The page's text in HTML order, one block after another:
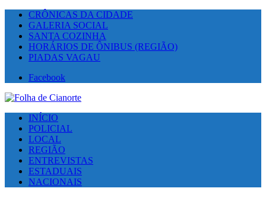
CRÔNICAS DA CIDADE
GALERIA SOCIAL
SANTA COZINHA
HORÁRIOS DE ÔNIBUS (REGIÃO)
PIADAS VAGAU
Facebook
INÍCIO
POLICIAL
LOCAL
REGIÃO
ENTREVISTAS
ESTADUAIS
NACIONAIS